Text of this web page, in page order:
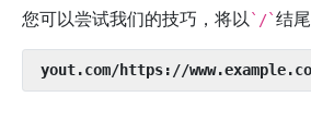
您可以尝试我们的技巧，将以 `/`结
yout.com/https://